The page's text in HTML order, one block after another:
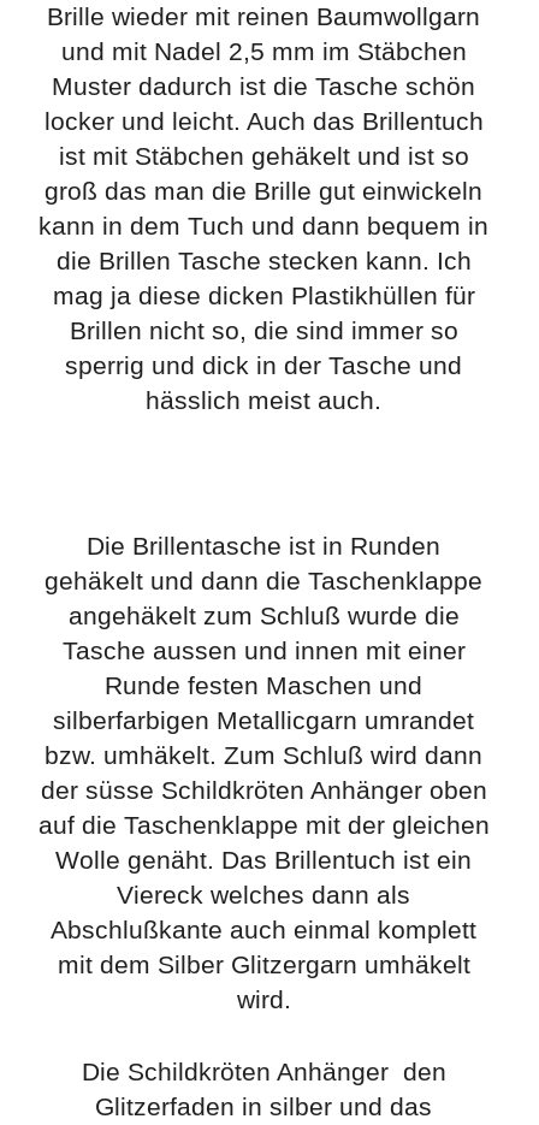
Brille wieder mit reinen Baumwollgarn
und mit Nadel 2,5 mm im Stäbchen
Muster dadurch ist die Tasche schön
locker und leicht. Auch das Brillentuch
ist mit Stäbchen gehäkelt und ist so
groß das man die Brille gut einwickeln
kann in dem Tuch und dann bequem in
die Brillen Tasche stecken kann. Ich
mag ja diese dicken Plastikhüllen für
Brillen nicht so, die sind immer so
sperrig und dick in der Tasche und
hässlich meist auch.
Die Brillentasche ist in Runden
gehäkelt und dann die Taschenklappe
angehäkelt zum Schluß wurde die
Tasche aussen und innen mit einer
Runde festen Maschen und
silberfarbigen Metallicgarn umrandet
bzw. umhäkelt. Zum Schluß wird dann
der süsse Schildkröten Anhänger oben
auf die Taschenklappe mit der gleichen
Wolle genäht. Das Brillentuch ist ein
Viereck welches dann als
Abschlußkante auch einmal komplett
mit dem Silber Glitzergarn umhäkelt
wird.
Die Schildkröten Anhänger den
Glitzerfaden in silber und das